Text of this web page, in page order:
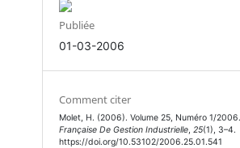
Publiée
01-03-2006
Comment citer
Molet, H. (2006). Volume 25, Numéro 1/
Française De Gestion Industrielle,25(1), 3–4.
https://doi.org/10.53102/2006.25.01.541